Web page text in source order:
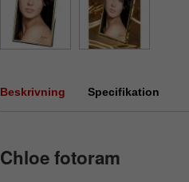
Beskrivning Specifikation
Chloe fotoram